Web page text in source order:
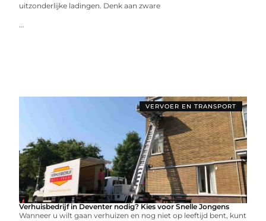
uitzonderlijke ladingen. Denk aan zware
...
VERVOER EN TRANSPORT
Verhuisbedrijf in Deventer nodig? Kies voor Snelle Jongens
Wanneer u wilt gaan verhuizen en nog niet op leeftijd bent, kunt